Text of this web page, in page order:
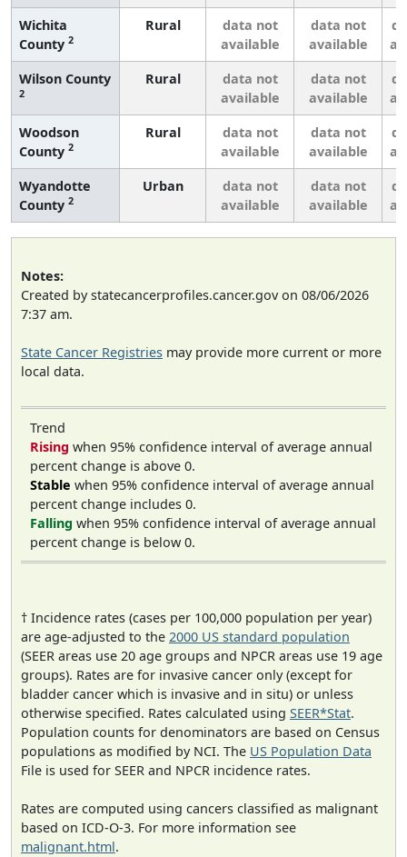
Wichita
County 2
Rural
data not
available
data not
available
Wilson County
2
Rural
data not
available
data not
available
Woodson
County 2
Rural
data not
available
data not
available
Wyandotte
County 2
Urban
data not
available
data not
available
Notes:
Created by statecancerprofiles.cancer.gov on 08/06/2026
7:37 am.
State Cancer Registries may provide more current or more
local data.
Trend
Rising when 95% confidence interval of average annual
percent change is above 0.
Stable when 95% confidence interval of average annual
percent change includes 0.
Falling when 95% confidence interval of average annual
percent change is below 0.
† Incidence rates (cases per 100,000 population per year)
are age-adjusted to the 2000 US standard population
(SEER areas use 20 age groups and NPCR areas use 19 age
groups). Rates are for invasive cancer only (except for
bladder cancer which is invasive and in situ) or unless
otherwise specified. Rates calculated using SEER*Stat.
Population counts for denominators are based on Census
populations as modified by NCI. The US Population Data
File is used for SEER and NPCR incidence rates.
Rates are computed using cancers classified as malignant
based on ICD-O-3. For more information see
malignant.html.